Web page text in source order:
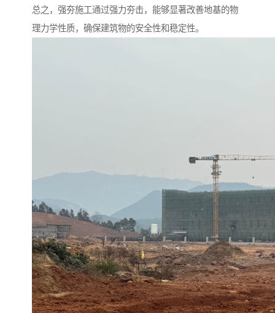
总之，强夯施工通过强力夯击，能够显著改善地基的物
理力学性质，确保建筑物的安全性和稳定性。